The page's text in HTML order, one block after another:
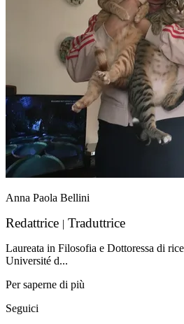
Anna Paola Bellini
Redattrice | Traduttrice
Laureata in Filosofia e Dottoressa di
Université d...
Per saperne di più
Seguici